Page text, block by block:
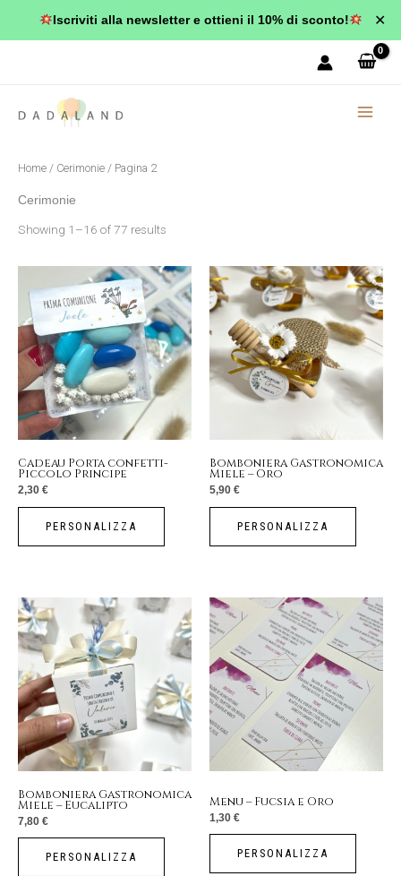
Iscriviti alla newsletter e ottieni il 10% di sconto! ✕
Home / Cerimonie / Pagina 2
Cerimonie
Showing 1–16 of 77 results
Cadeau Porta confetti-
Piccolo Principe
2,30 €
PERSONALIZZA
Bomboniera Gastronomica
Miele – Oro
5,90 €
PERSONALIZZA
Bomboniera Gastronomica
Miele – Eucalipto
7,80 €
PERSONALIZZA
Menu – Fucsia e Oro
1,30 €
PERSONALIZZA